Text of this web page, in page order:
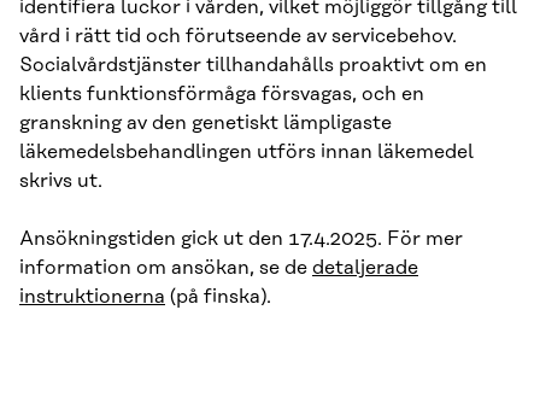
identifiera luckor i vården, vilket möjliggör tillgång till
vård i rätt tid och förutseende av servicebehov.
Socialvårdstjänster tillhandahålls proaktivt om en
klients funktionsförmåga försvagas, och en
granskning av den genetiskt lämpligaste
läkemedelsbehandlingen utförs innan läkemedel
skrivs ut.
Ansökningstiden gick ut den 17.4.2025. För mer
information om ansökan, se de detaljerade
instruktionerna (på finska).